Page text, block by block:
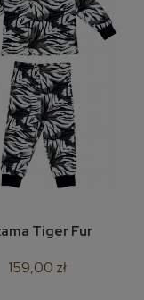
Tiger Fur
159,00 zł